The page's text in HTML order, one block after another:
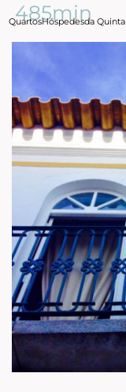
485min
QuartosHóspedesda Quinta